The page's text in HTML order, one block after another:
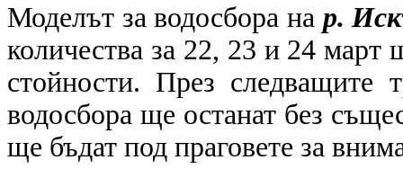
Моделът за водосбора на р.
количества за 22, 23 и 24 март
стойности. През следващите
водосбора ще останат без
ще бъдат под праговете за